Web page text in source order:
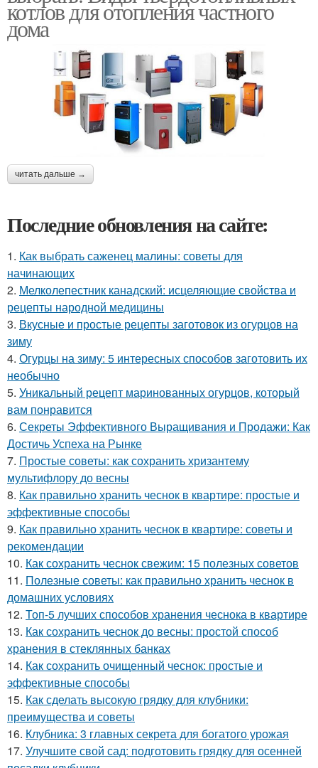
котлов для отопления частного
дома
читать дальше →
Последние обновления на сайте:
1. Как выбрать саженец малины: советы для
начинающих
2. Мелколепестник канадский: исцеляющие свойства и
рецепты народной медицины
3. Вкусные и простые рецепты заготовок из огурцов на
зиму
4. Огурцы на зиму: 5 интересных способов заготовить их
необычно
5. Уникальный рецепт маринованных огурцов, который
вам понравится
6. Секреты Эффективного Выращивания и Продажи: Как
Достичь Успеха на Рынке
7. Простые советы: как сохранить хризантему
мультифлору до весны
8. Как правильно хранить чеснок в квартире: простые и
эффективные способы
9. Как правильно хранить чеснок в квартире: советы и
рекомендации
10. Как сохранить чеснок свежим: 15 полезных советов
11. Полезные советы: как правильно хранить чеснок в
домашних условиях
12. Топ-5 лучших способов хранения чеснока в квартире
13. Как сохранить чеснок до весны: простой способ
хранения в стеклянных банках
14. Как сохранить очищенный чеснок: простые и
эффективные способы
15. Как сделать высокую грядку для клубники:
преимущества и советы
16. Клубника: 3 главных секрета для богатого урожая
17. Улучшите свой сад: подготовить грядку для осенней